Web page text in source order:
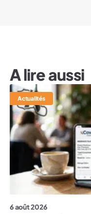
A lire aussi
Actualités
6 août 2026